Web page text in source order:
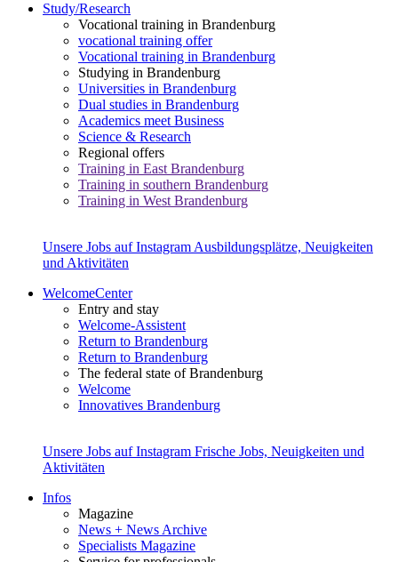
Study/Research
Vocational training in Brandenburg
vocational training offer
Vocational training in Brandenburg
Studying in Brandenburg
Universities in Brandenburg
Dual studies in Brandenburg
Academics meet Business
Science & Research
Regional offers
Training in East Brandenburg
Training in southern Brandenburg
Training in West Brandenburg
Unsere Jobs auf Instagram Ausbildungsplätze, Neuigkeiten
und Aktivitäten
WelcomeCenter
Entry and stay
Welcome-Assistent
Return to Brandenburg
Return to Brandenburg
The federal state of Brandenburg
Welcome
Innovatives Brandenburg
Unsere Jobs auf Instagram Frische Jobs, Neuigkeiten und
Aktivitäten
Infos
Magazine
News + News Archive
Specialists Magazine